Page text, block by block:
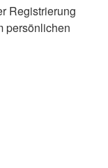
Registrierung
persönlichen